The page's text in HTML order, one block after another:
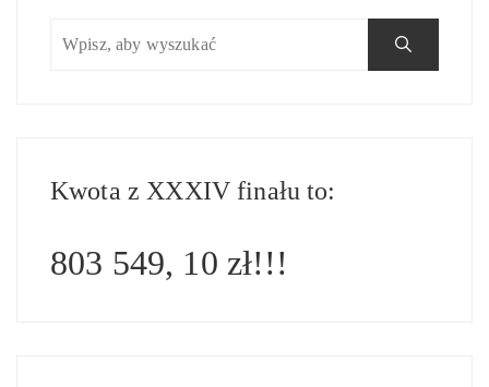
Kwota z XXXIV finału to:
803 549, 10 zł!!!